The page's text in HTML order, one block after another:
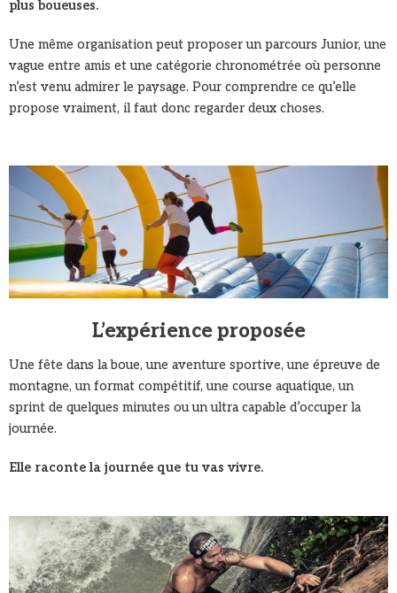
plus boueuses.
Une même organisation peut proposer un parcours Junior, une
vague entre amis et une catégorie chronométrée où personne
n’est venu admirer le paysage. Pour comprendre ce qu’elle
propose vraiment, il faut donc regarder deux choses.
L’expérience proposée
Une fête dans la boue, une aventure sportive, une épreuve de
montagne, un format compétitif, une course aquatique, un
sprint de quelques minutes ou un ultra capable d’occuper la
journée.
Elle raconte la journée que tu vas vivre.